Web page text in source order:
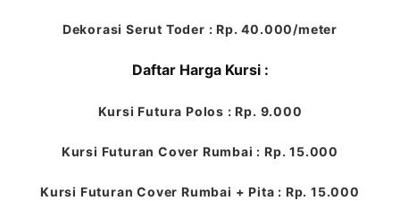
Dekorasi Serut Toder : Rp. 40.000/meter
Daftar Harga Kursi :
Kursi Futura Polos : Rp. 9.000
Kursi Futuran Cover Rumbai : Rp. 15.000
Kursi Futuran Cover Rumbai + Pita : Rp. 15.000